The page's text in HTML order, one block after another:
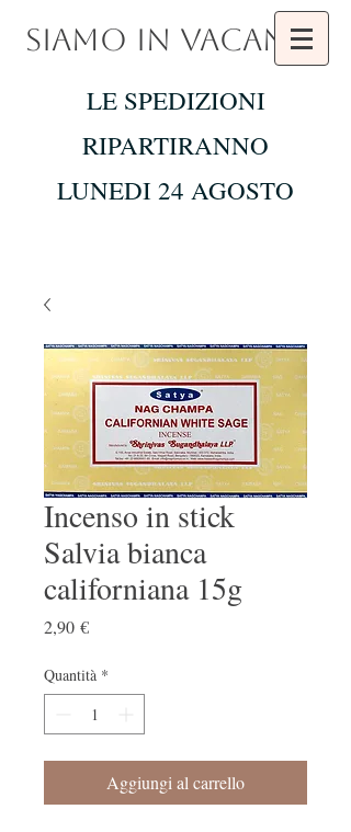
SIAMO IN VACANZA
LE SPEDIZIONI
RIPARTIRANNO
LUNEDI 24 AGOSTO
Incenso in stick
Salvia bianca
californiana 15g
2,90 €Prezzo
Quantità *
Aggiungi al carrello